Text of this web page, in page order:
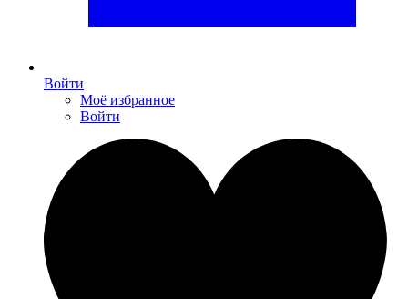
Войти
Моё избранное
Войти